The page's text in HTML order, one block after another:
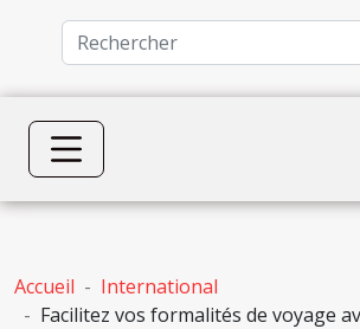
Accueil
International
Facilitez vos formalités de voyage